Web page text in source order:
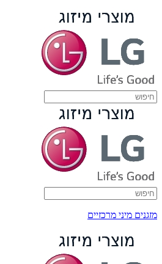
מזגנים מיני מרכזיים